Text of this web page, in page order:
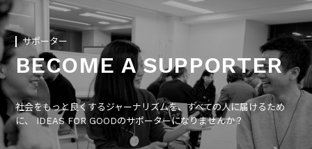
サポーター
BECOME A SUPPORTER
社会をもっと良くするジャーナリズムを、すべての人に届けるため
に、 IDEAS FOR GOODのサポーターになりませんか？